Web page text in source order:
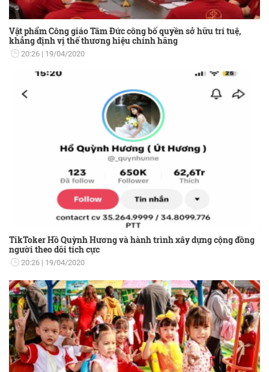
Vật phẩm Công giáo Tâm Đức công bố quyền sở hữu trí tuệ,
khẳng định vị thế thương hiệu chính hãng
20:26 19/04/2020
TikToker Hồ Quỳnh Hương và hành trình xây dựng cộng đồng
người theo dõi tích cực
20:26 19/04/2020